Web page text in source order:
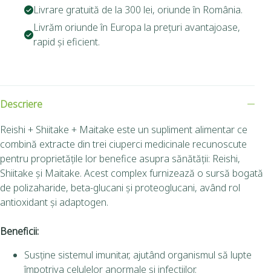
Livrare gratuită de la 300 lei, oriunde în România.
Livrăm oriunde în Europa la prețuri avantajoase,
rapid și eficient.
Descriere
Reishi + Shiitake + Maitake este un supliment alimentar ce
combină extracte din trei ciuperci medicinale recunoscute
pentru proprietățile lor benefice asupra sănătății: Reishi,
Shiitake și Maitake. Acest complex furnizează o sursă bogată
de polizaharide, beta-glucani și proteoglucani, având rol
antioxidant și adaptogen.
Beneficii:
Susține sistemul imunitar, ajutând organismul să lupte
împotriva celulelor anormale și infecțiilor.